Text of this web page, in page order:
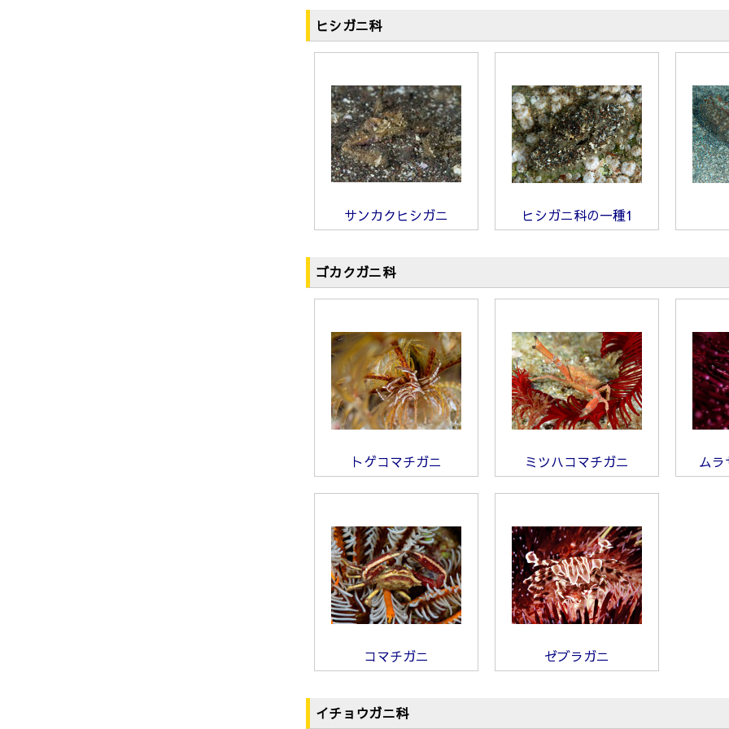
ヒシガニ科
サンカクヒシガニ ヒシガニ科の一種1
ゴカクガニ科
トゲコマチガニ ミツハコマチガニ ム
コマチガニ ゼブラガニ
イチョウガニ科